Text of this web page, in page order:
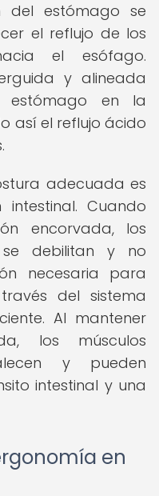
del estómago se
el reflujo de los
el esófago.
y alineada
en la
así el reflujo ácido
adecuada es
Cuando
encorvada, los
se debilitan y no
necesaria para
del sistema
Al mantener
los músculos
y pueden
intestinal y una
en